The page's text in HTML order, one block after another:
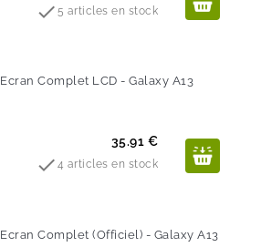
 5 articles en stock
Ecran Complet LCD - Galaxy A13
Prix
35.91 €
 4 articles en stock
Ecran Complet (Officiel) - Galaxy A13